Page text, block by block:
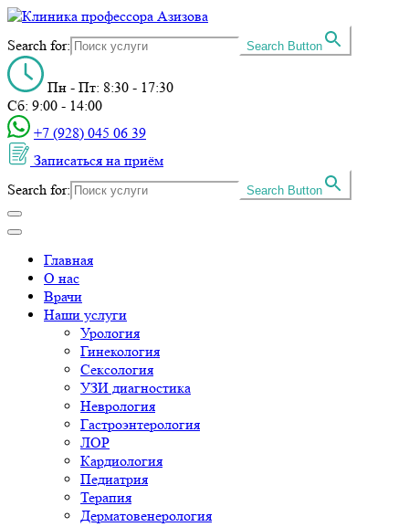
Search for: Search Button
Пн - Пт: 8:30 - 17:30
Сб: 9:00 - 14:00
+7 (928) 045 06 39‬
Записаться на приём
Search for:
Search Button
Главная
О нас
Врачи
Наши услуги
Урология
Гинекология
Сексология
УЗИ диагностика
Неврология
Гастроэнтерология
ЛОР
Кардиология
Педиатрия
Терапия
Дерматовенерология